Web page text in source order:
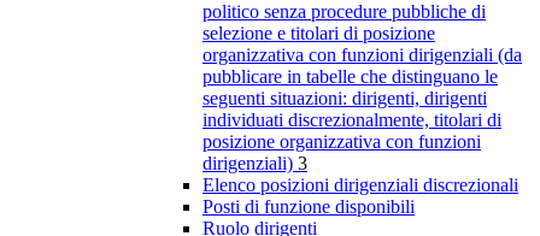
politico senza procedure pubbliche di
selezione e titolari di posizione
organizzativa con funzioni dirigenziali (da
pubblicare in tabelle che distinguano le
seguenti situazioni: dirigenti, dirigenti
individuati discrezionalmente, titolari di
posizione organizzativa con funzioni
dirigenziali) 3
Elenco posizioni dirigenziali discrezionali
Posti di funzione disponibili
Ruolo dirigenti